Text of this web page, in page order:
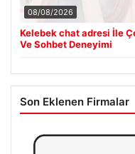
08/08/2026
Kelebek chat adresi İle
Ve Sohbet Deneyimi
Son Eklenen Firmalar